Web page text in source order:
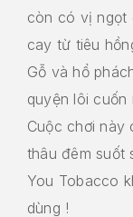
còn có vị ngọt
cay từ tiêu
Gỗ và hổ
quyện lôi
Cuộc chơi này
thâu đêm suốt
You Tobacco
dùng !